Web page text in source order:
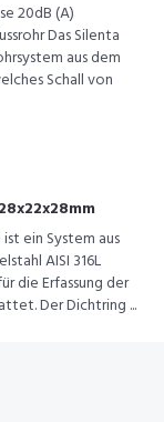
20dB (A)
Das Silenta
aus dem
Schall von
ist ein System aus
AISI 316L
die Erfassung der
Der Dichtring ...